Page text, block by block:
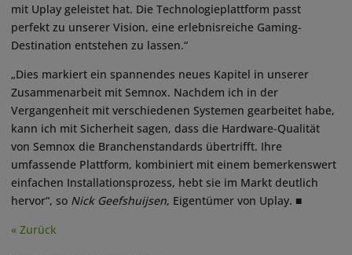
mit Uplay geleistet hat. Die Technologieplattform passt
perfekt zu unserer Vision, eine erlebnisreiche Gaming-
Destination entstehen zu lassen.“
„Dies markiert ein spannendes neues Kapitel in unserer
Zusammenarbeit mit Semnox. Nachdem ich in der
Vergangenheit mit verschiedenen Systemen gearbeitet habe,
kann ich mit Sicherheit sagen, dass die Hardware-Qualität
von Semnox die Branchenstandards übertrifft. Ihre
umfassende Plattform, kombiniert mit einem bemerkenswert
einfachen Installationsprozess, hebt sie im Markt deutlich
hervor“, so Nick Geefshuijsen, Eigentümer von Uplay. ■
« Zurück